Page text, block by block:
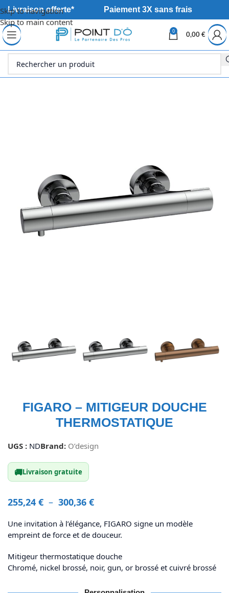
Skip to navigation
Skip to main content
Livraison offerte* Paiement 3X sans frais
0
0,00 €
Accueil Sanitaire Robinetterie
FIGARO – MITIGEUR DOUCHE
THERMOSTATIQUE
UGS : NDBrand: O’design
🚚Livraison gratuite
255,24 € – 300,36 €
Une invitation à l’élégance, FIGARO signe un modèle
empreint de force et de douceur.
Mitigeur thermostatique douche
Chromé, nickel brossé, noir, gun, or brossé et cuivré brossé